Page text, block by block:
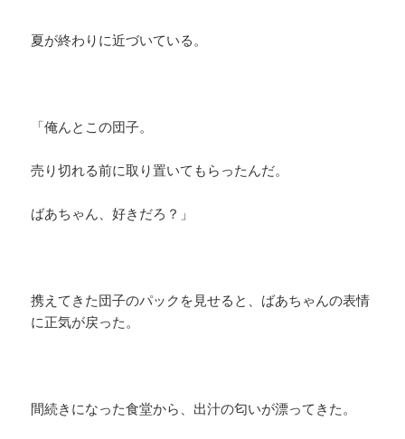
夏が終わりに近づいている。
「俺んとこの団子。
売り切れる前に取り置いてもらったんだ。
ばあちゃん、好きだろ？」
携えてきた団子のパックを見せると、ばあちゃんの表情
に正気が戻った。
間続きになった食堂から、出汁の匂いが漂ってきた。